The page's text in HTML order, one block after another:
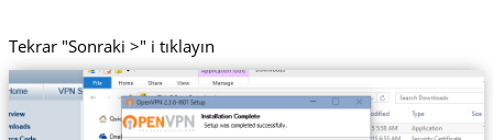
Tekrar "Sonraki >" i tıklayın